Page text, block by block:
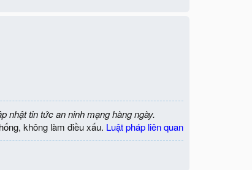
nhật tin tức an ninh mạng hàng ngày.
không làm điều xấu. Luật pháp liên quan